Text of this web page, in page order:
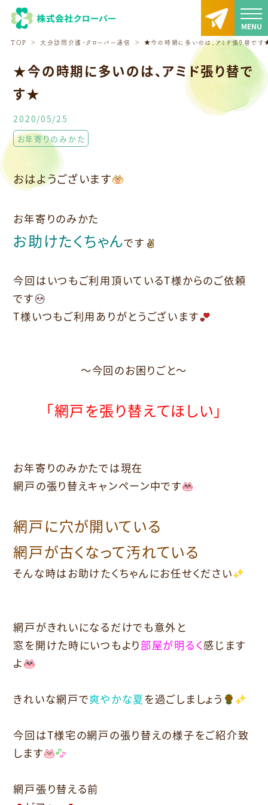
TOP 大分訪問介護・クローバー通信 ★今の時期に多いのは、アミド張り替で
★今の時期に多いのは、アミド張り替で
す★
2020/05/25
お年寄りのみかた
おはようございます
お年寄りのみかた
お助けたくちゃんです
今回はいつもご利用頂いているT様からのご依頼
です
T様いつもご利用ありがとうございます
〜今回のお困りごと〜
「網戸を張り替えてほしい 」
お年寄りのみかたでは現在
網戸の張り替えキャンペーン中です
網戸に穴が開いている
網戸が古くなって汚れている
そんな時はお助けたくちゃんにお任せください
網戸がきれいになるだけでも意外と
窓を開けた時にいつもより部屋が明るく感じます
よ
きれいな網戸で爽やかな夏を過ごしましょう
今回はT様宅の網戸の張り替えの様子をご紹介致
します
網戸張り替える前